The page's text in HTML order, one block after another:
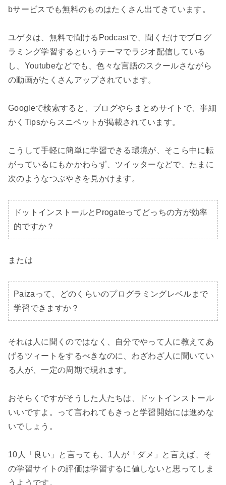
bサービスでも無料のものはたくさん出てきています。
ユゲタは、無料で聞けるPodcastで、聞くだけでプログ
ラミング学習するというテーマでラジオ配信している
し、Youtubeなどでも、色々な言語のスクールさながら
の動画がたくさんアップされています。
Googleで検索すると、ブログやらまとめサイトで、事細
かくTipsからスニペットが掲載されています。
こうして手軽に簡単に学習できる環境が、そこら中に転
がっているにもかかわらず、ツイッターなどで、たまに
次のようなつぶやきを見かけます。
ドットインストールとProgateってどっちの方が効率
的ですか？
または
Paizaって、どのくらいのプログラミングレベルまで
学習できますか？
それは人に聞くのではなく、自分でやって人に教えてあ
げるツィートをするべきなのに、わざわざ人に聞いてい
る人が、一定の周期で現れます。
おそらくですがそうした人たちは、ドットインストール
いいですよ。って言われてもきっと学習開始には進めな
いでしょう。
10人「良い」と言っても、1人が「ダメ」と言えば、そ
の学習サイトの評価は学習するに値しないと思ってしま
うようです。